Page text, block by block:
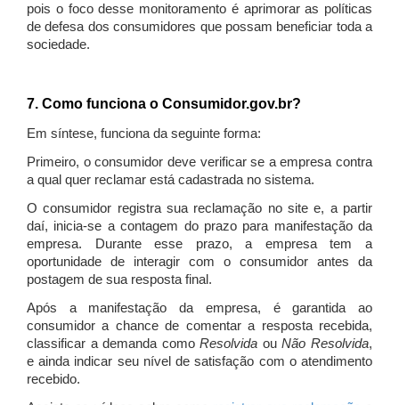
pois o foco desse monitoramento é aprimorar as políticas
de defesa dos consumidores que possam beneficiar toda a
sociedade.
7. Como funciona o Consumidor.gov.br?
Em síntese, funciona da seguinte forma:
Primeiro, o consumidor deve verificar se a empresa contra
a qual quer reclamar está cadastrada no sistema.
O consumidor registra sua reclamação no site e, a partir
daí, inicia-se a contagem do prazo para manifestação da
empresa. Durante esse prazo, a empresa tem a
oportunidade de interagir com o consumidor antes da
postagem de sua resposta final.
Após a manifestação da empresa, é garantida ao
consumidor a chance de comentar a resposta recebida,
classificar a demanda comoResolvida ouNão Resolvida,
e ainda indicar seu nível de satisfação com o atendimento
recebido.